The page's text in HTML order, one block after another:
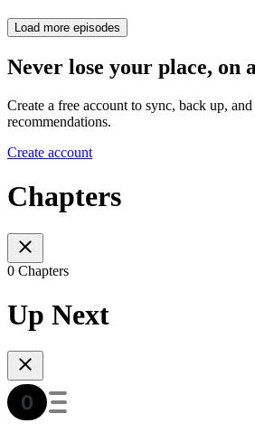
Load more episodes
Never lose your place, on
Create a free account to sync, back up, and
recommendations.
Create account
Chapters
0 Chapters
Up Next